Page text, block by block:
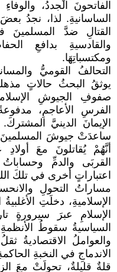
الفاتحونَ الجددُ،
الساسانيةِ. لذا، نجدُ
القتالِ ضدَّ
والقادسيةِ بدافعِ
ومكتسباتِهَا.
التحالفُ القوميُّ
يوثقُ البحثُ حالاتٍ
صفوفِ الجيوشِ
الفرسِ الأعاجمِ،
الإيمانَ الدينيَّ
ساعدَتْ جيوشَ المسلمينَ
أنَّهُمْ يُقاتلونَ معَ
القربَى والدمِّ
اعتباراتٍ أخرى في تلكَ
مساراتُ التحولِ
الإسلاميةِ، دخلَتِ
الإسلامِ عبرَ سيرورةٍ
السياسيةُ سقوطُ
والعواملُ الاقتصاديةُ
الاندماجِ في النخبةِ
قلةٌ قليلةٌ، تحولَتْ معَ